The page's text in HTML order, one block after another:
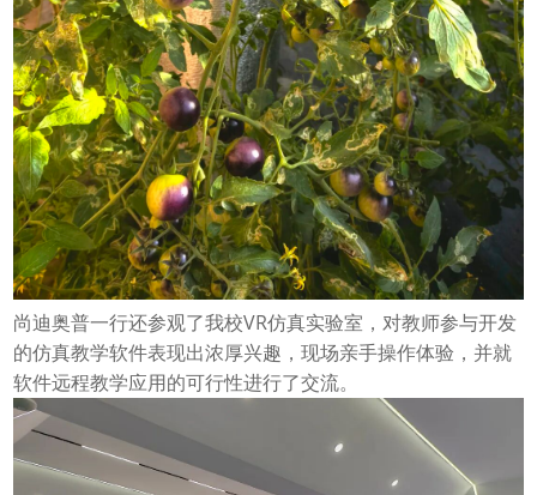
尚迪奥普一行还参观了我校VR仿真实验室，对教师参与开发
的仿真教学软件表现出浓厚兴趣，现场亲手操作体验，并就
软件远程教学应用的可行性进行了交流。